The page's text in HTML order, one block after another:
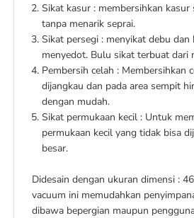
Sikat kasur : membersihkan kasur
tanpa menarik seprai.
Sikat persegi : menyikat debu
menyedot. Bulu sikat terbuat dari
Pembersih celah : Membersihkan
dijangkau dan pada area sempit
dengan mudah.
Sikat permukaan kecil : Untuk
permukaan kecil yang tidak bisa
besar.
Didesain dengan ukuran dimensi :
vacuum ini memudahkan
dibawa bepergian maupun